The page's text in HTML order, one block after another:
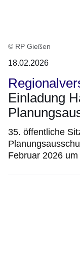
© RP Gießen
18.02.2026
Einladung
35. öffentliche
Februar 2026